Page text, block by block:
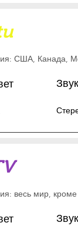
США, Канада,
Звук
весь мир,
Звук